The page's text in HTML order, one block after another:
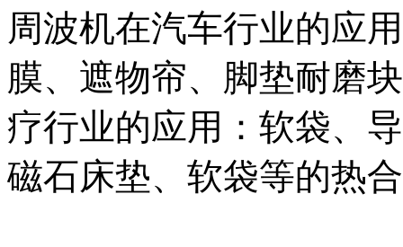
周波机在汽车行业的应
膜、遮物帘、脚垫耐磨
疗行业的应用：软袋、
磁石床垫、软袋等的热